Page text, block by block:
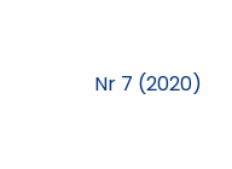
Nr 7 (2020)